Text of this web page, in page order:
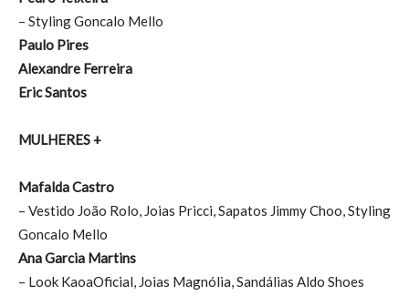
– Styling Goncalo Mello
Paulo Pires
Alexandre Ferreira
Eric Santos
MULHERES +
Mafalda Castro
– Vestido João Rolo, Joias Pricci, Sapatos Jimmy Choo, Styling
Goncalo Mello
Ana Garcia Martins
– Look KaoaOficial, Joias Magnólia, Sandálias Aldo Shoes